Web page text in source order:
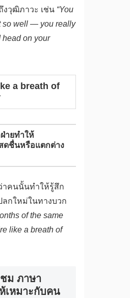
งวุฒิภาวะ เช่น “You
so well — you really
head on your
a breath of
ายทำให้
ดชื่นหรือแตกต่าง
คนนั้นทำให้รู้สึก
กใหม่ในทางบวก
of the same
like a breath of
ม ภาษา
เหมาะกับคน